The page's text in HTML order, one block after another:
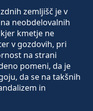
zemljišč je v
neobdelovalnih
kmetje ne
v gozdovih, pri
na strani
pomeni, da je
da se na takšnih
in